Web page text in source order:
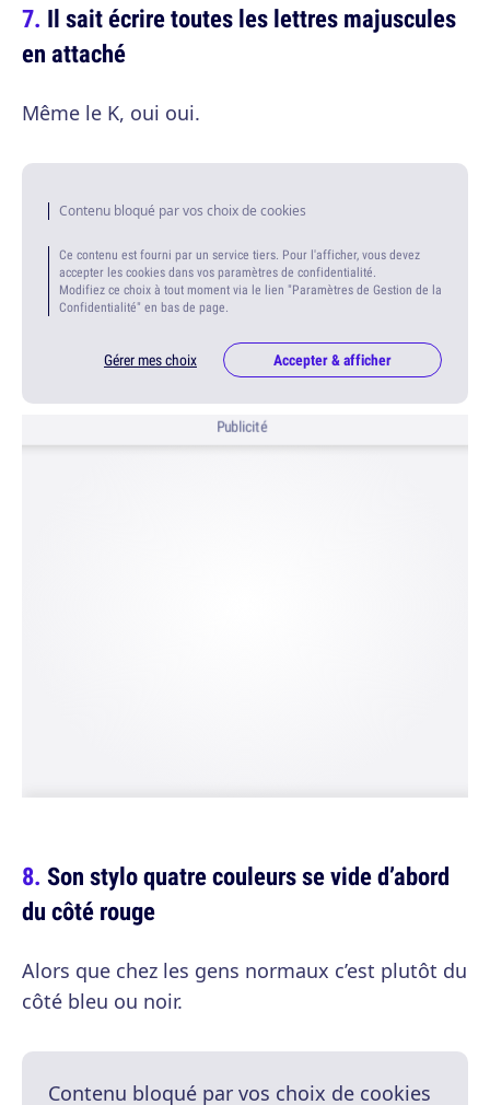
Il sait écrire toutes les lettres majuscules
en attaché
Même le K, oui oui.
Contenu bloqué par vos choix de cookies
Ce contenu est fourni par un service tiers. Pour l'afficher, vous devez
accepter les cookies dans vos paramètres de confidentialité.
Modifiez ce choix à tout moment via le lien "Paramètres de Gestion de la
Confidentialité" en bas de page.
Gérer mes choix Accepter & afficher
Publicité
Son stylo quatre couleurs se vide d’abord
du côté rouge
Alors que chez les gens normaux c’est plutôt du
côté bleu ou noir.
Contenu bloqué par vos choix de cookies